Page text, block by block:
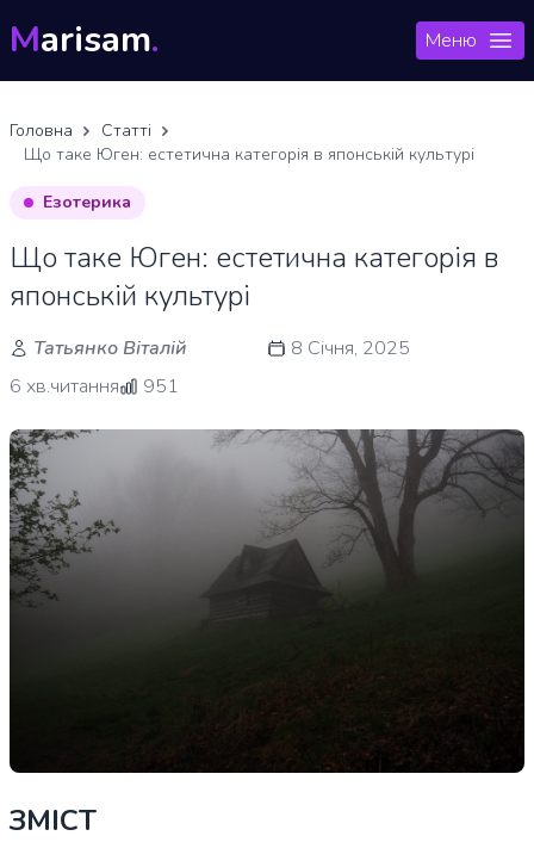
Marisam. Меню
Головна
Статті
Що таке Юген: естетична категорія в японській культурі
Езотерика
Що таке Юген: естетична категорія в
японській культурі
Татьянко Віталій
8 Січня, 2025
6 хв.читання
951
ЗМІСТ